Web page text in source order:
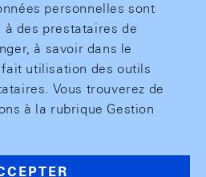
personnelles sont
des prestataires de
à savoir dans le
utilisation des outils
Vous trouverez de
à la rubrique Gestion